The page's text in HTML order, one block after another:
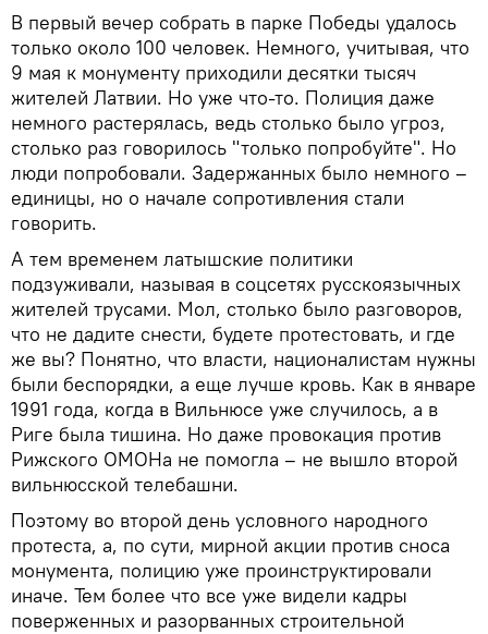
В первый вечер собрать в парке Победы удалось
только около 100 человек. Немного, учитывая, что
9 мая к монументу приходили десятки тысяч
жителей Латвии. Но уже что-то. Полиция даже
немного растерялась, ведь столько было угроз,
столько раз говорилось "только попробуйте". Но
люди попробовали. Задержанных было немного –
единицы, но о начале сопротивления стали
говорить.
А тем временем латышские политики
подзуживали, называя в соцсетях русскоязычных
жителей трусами. Мол, столько было разговоров,
что не дадите снести, будете протестовать, и где
же вы? Понятно, что власти, националистам нужны
были беспорядки, а еще лучше кровь. Как в январе
1991 года, когда в Вильнюсе уже случилось, а в
Риге была тишина. Но даже провокация против
Рижского ОМОНа не помогла – не вышло второй
вильнюсской телебашни.
Поэтому во второй день условного народного
протеста, а, по сути, мирной акции против сноса
монумента, полицию уже проинструктировали
иначе. Тем более что все уже видели кадры
поверженных и разорванных строительной